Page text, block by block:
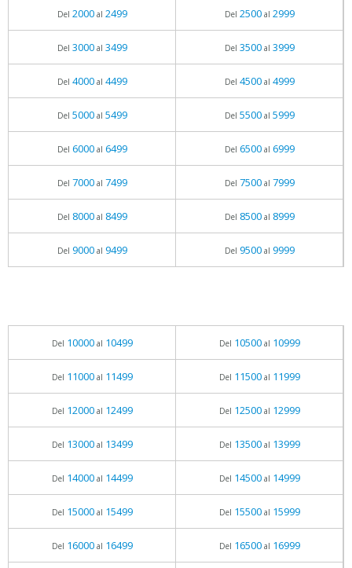
Del 2000al 2499 Del 2500al 2999
Del 3000al 3499 Del 3500al 3999
Del 4000al 4499 Del 4500al 4999
Del 5000al 5499 Del 5500al 5999
Del 6000al 6499 Del 6500al 6999
Del 7000al 7499 Del 7500al 7999
Del 8000al 8499 Del 8500al 8999
Del 9000al 9499 Del 9500al 9999
Del 10000al 10499 Del 10500al 10999
Del 11000al 11499 Del 11500al 11999
Del 12000al 12499 Del 12500al 12999
Del 13000al 13499 Del 13500al 13999
Del 14000al 14499 Del 14500al 14999
Del 15000al 15499 Del 15500al 15999
Del 16000al 16499 Del 16500al 16999